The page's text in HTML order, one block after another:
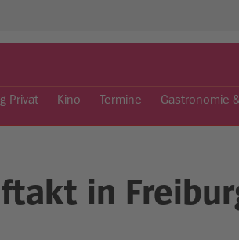
Privat Kino Termine Gastronomie
in